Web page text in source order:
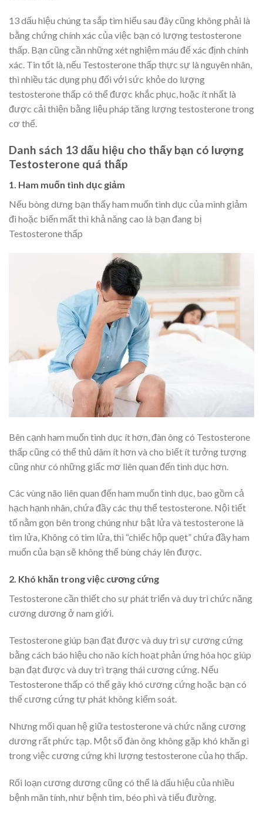
13 dấu hiệu chúng ta sắp tìm hiểu sau đây cũng không phải là
bằng chứng chính xác của việc bạn có lượng testosterone
thấp. Bạn cũng cần những xét nghiệm máu để xác định chính
xác. Tin tốt là, nếu Testosterone thấp thực sự là nguyên nhân,
thì nhiều tác dụng phụ đối với sức khỏe do lượng
testosterone thấp có thể được khắc phục, hoặc ít nhất là
được cải thiện bằng liệu pháp tăng lượng testosterone trong
cơ thể.
Danh sách 13 dấu hiệu cho thấy bạn có lượng
Testosterone quá thấp
1. Ham muốn tình dục giảm
Nếu bòng dưng bạn thấy ham muốn tình dục của mình giảm
đi hoặc biến mất thì khả năng cao là bạn đang bị
Testosterone thấp
Bên cạnh ham muốn tình dục ít hơn, đàn ông có Testosterone
thấp cũng có thể thủ dâm ít hơn và cho biết ít tưởng tượng
cũng như có những giấc mơ liên quan đến tình dục hơn.
Các vùng não liên quan đến ham muốn tình dục, bao gồm cả
hạch hạnh nhân, chứa đầy các thụ thể testosterone. Nội tiết
tố nằm gọn bên trong chúng như bật lửa và testosterone là
tim lửa, Không có tim lửa, thì “chiếc hộp quẹt” chứa đầy ham
muốn của bạn sẽ không thể bùng cháy lên được.
2. Khó khăn trong việc cương cứng
Testosterone cần thiết cho sự phát triển và duy trì chức năng
cương dương ở nam giới.
Testosterone giúp bạn đạt được và duy trì sự cương cứng
bằng cách báo hiệu cho não kích hoạt phản ứng hóa học giúp
bạn đạt được và duy trì trạng thái cương cứng. Nếu
Testosterone thấp có thể gây khó cương cứng hoặc bạn có
thể cương cứng tự phát không kiểm soát.
Nhưng mối quan hệ giữa testosterone và chức năng cương
dương rất phức tạp. Một số đàn ông không gặp khó khăn gì
trong việc cương cứng khi lượng testosterone của họ thấp.
Rối loạn cương dương cũng có thể là dấu hiệu của nhiều
bệnh mãn tính, như bệnh tim, béo phì và tiểu đường.